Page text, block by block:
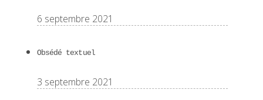
6 septembre 2021
Obsédé textuel
3 septembre 2021